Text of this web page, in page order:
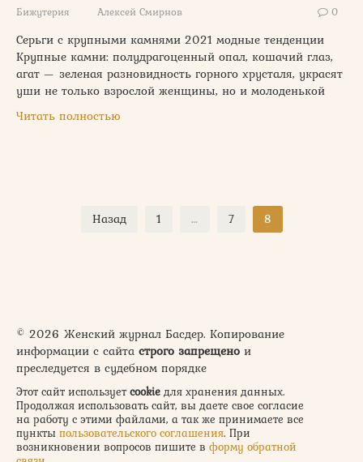
Бижутерия Алексей Смирнов 0
Серьги с крупными камнями 2021 модные тенденции
Крупные камни: полудрагоценный опал, кошачий глаз,
агат — зеленая разновидность горного хрусталя, украсят
уши не только взрослой женщины, но и молоденькой
Читать полностью
Назад 1 … 7 8
© 2026 Женский журнал Басдер. Копирование
информации с сайта строго запрещено и
преследуется в судебном порядке
Этот сайт использует cookie для хранения данных.
Продолжая использовать сайт, вы даете свое согласие
на работу с этими файлами, а так же принимаете все
пункты пользовательского соглашения. При
возникновении вопросов пишите в форму обратной